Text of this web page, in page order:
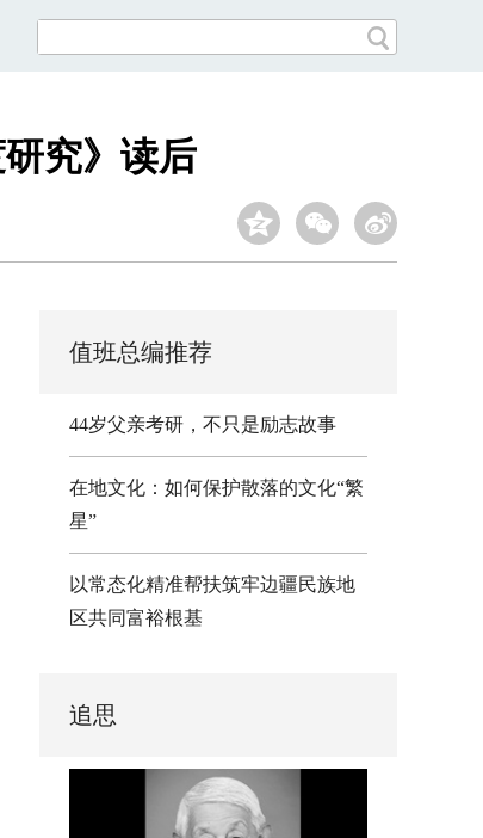
究》读后
值班总编推荐
44岁父亲考研，不只是励志故事
在地文化：如何保护散落的文化“繁
星”
以常态化精准帮扶筑牢边疆民族地
区共同富裕根基
追思